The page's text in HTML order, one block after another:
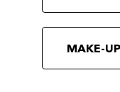
MAKE-UP